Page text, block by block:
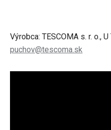
Výrobca: TESCOMA s. r. o.,
puchov@tescoma.sk